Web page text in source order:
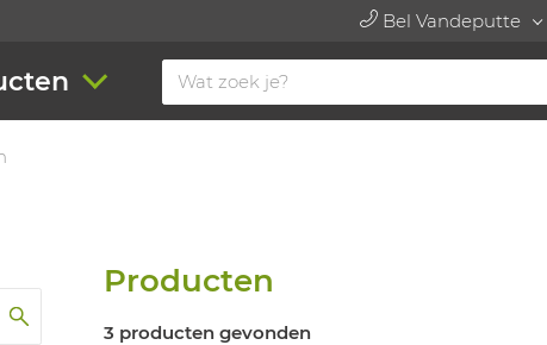
Bel Vandeputte
Producten
3 producten gevonden